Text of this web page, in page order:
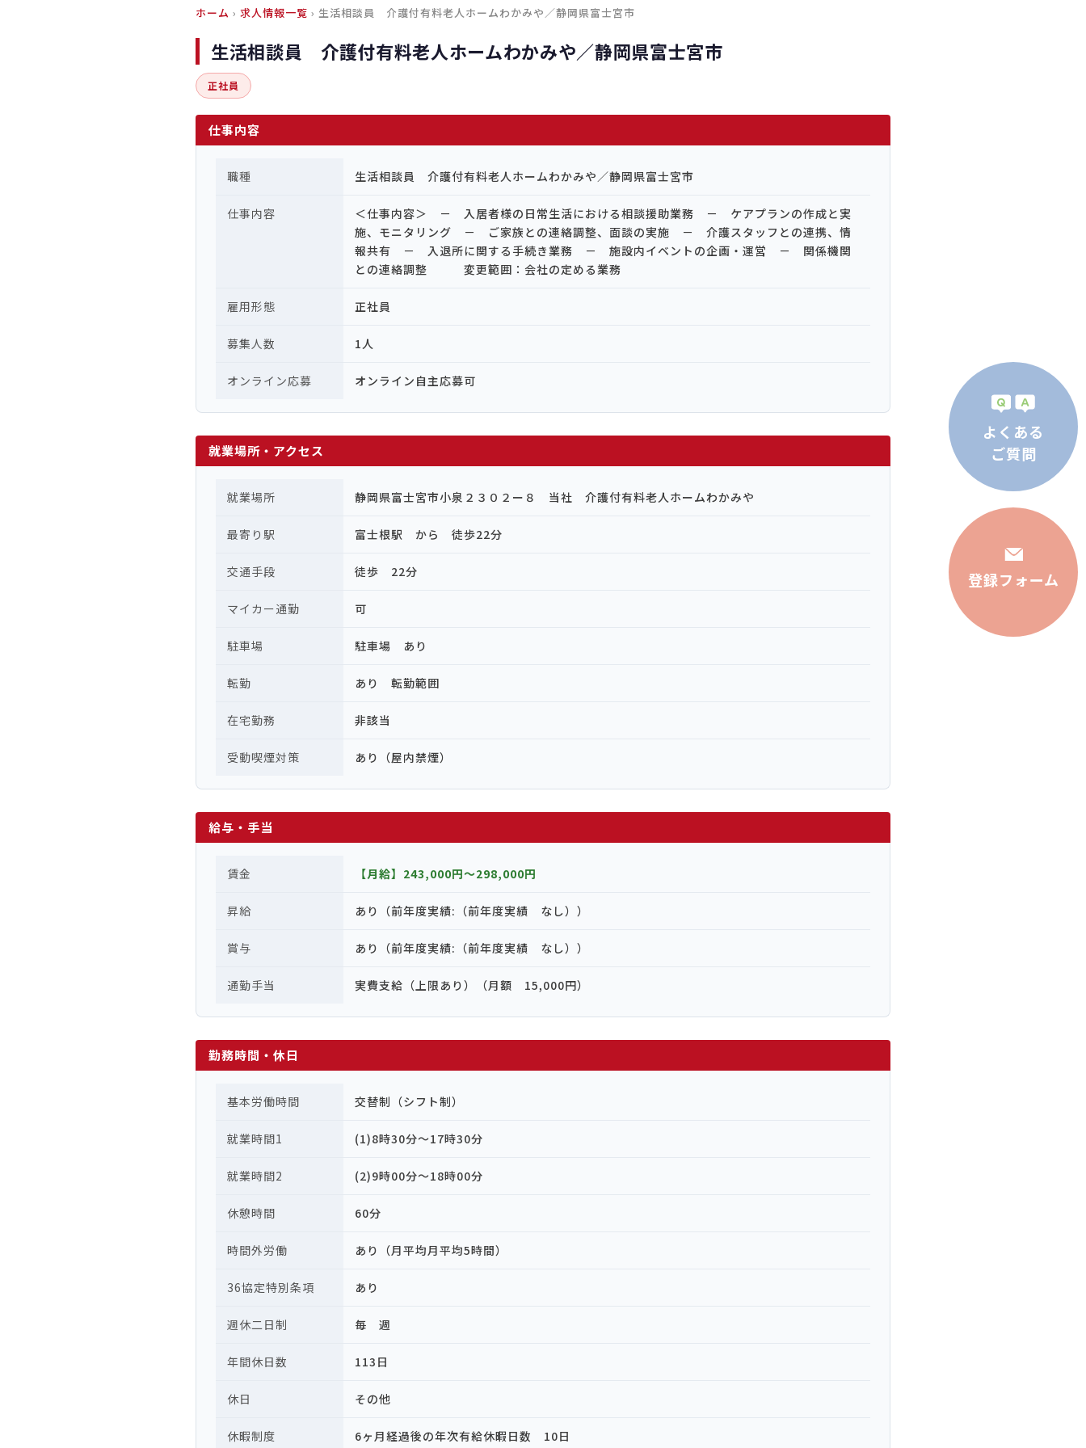
ホーム › 求人情報一覧 › 生活相談員 介護付有料老人ホームわかみや／静岡県富士宮市
生活相談員 介護付有料老人ホームわかみや／静岡県富士宮市
正社員
仕事内容
職種 生活相談員 介護付有料老人ホームわかみや／静岡県富士宮市
仕事内容
＜仕事内容＞ － 入居者様の日常生活における相談援助業務 － ケアプランの作成と実
施、モニタリング － ご家族との連絡調整、面談の実施 － 介護スタッフとの連携、情
報共有 － 入退所に関する手続き業務 － 施設内イベントの企画・運営 － 関係機関
との連絡調整 変更範囲：会社の定める業務
雇用形態 正社員
募集人数 1人
オンライン応募 オンライン自主応募可
就業場所・アクセス
就業場所 静岡県富士宮市小泉２３０２ー８ 当社 介護付有料老人ホームわかみや
最寄り駅 富士根駅 から 徒歩22分
交通手段 徒歩 22分
マイカー通勤 可
駐車場 駐車場 あり
転勤 あり 転勤範囲
在宅勤務 非該当
受動喫煙対策 あり（屋内禁煙）
給与・手当
賃金 【月給】243,000円〜298,000円
昇給 あり（前年度実績:（前年度実績 なし））
賞与 あり（前年度実績:（前年度実績 なし））
通勤手当 実費支給（上限あり）（月額 15,000円）
勤務時間・休日
基本労働時間 交替制（シフト制）
就業時間1 (1)8時30分～17時30分
就業時間2 (2)9時00分～18時00分
休憩時間 60分
時間外労働 あり（月平均月平均5時間）
36協定特別条項 あり
週休二日制 毎 週
年間休日数 113日
休日 その他
休暇制度 6ヶ月経過後の年次有給休暇日数 10日
よくある
ご質問
登録フォーム